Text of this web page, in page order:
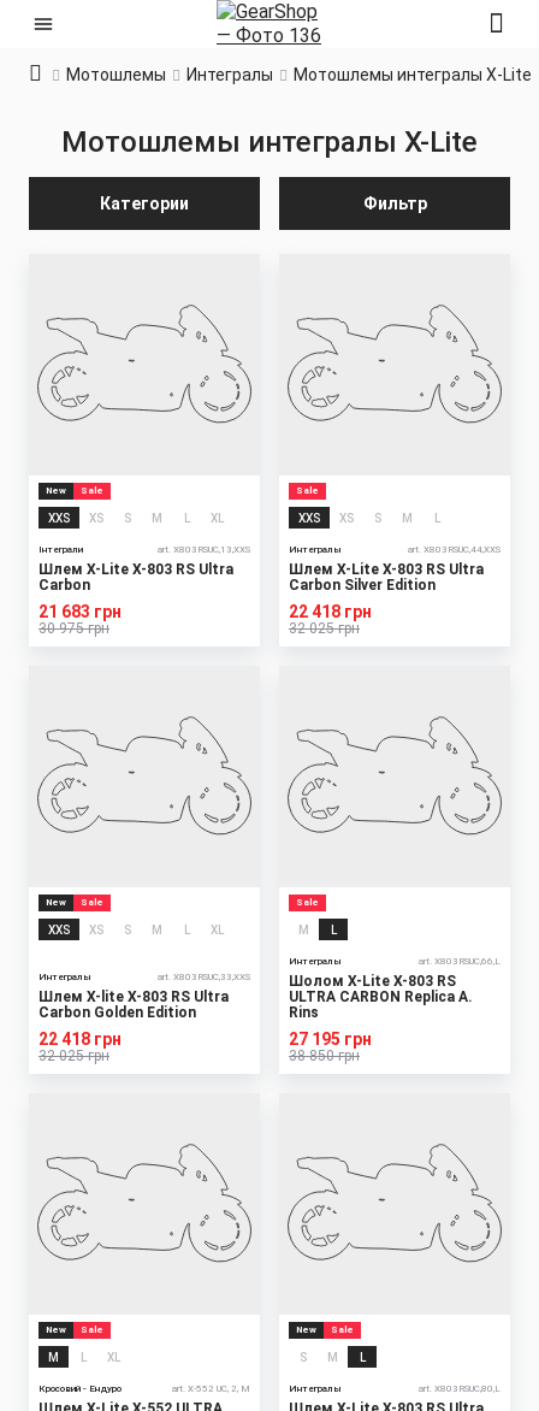
Мотошлемы Интегралы Мотошлемы интегралы X-Lite
Мотошлемы интегралы X-Lite
New Sale
XXS XS S M XL
Інтеграли art. X803RSUC,13,XXS
Шлем X-Lite X-803 RS Ultra
Carbon
30 975 грн
21 683 грн
Sale
XXS XS S M
Интегралы art. X803RSUC,44,XXS
Шлем X-Lite X-803 RS Ultra
Carbon Silver Edition
32 025 грн
22 418 грн
New Sale
XXS XS S M XL
Интегралы art. X803RSUC,33,XXS
Шлем X-lite X-803 RS Ultra
Carbon Golden Edition
32 025 грн
22 418 грн
Sale
M
Интегралы art. X803RSUC,66,L
Шолом X-Lite X-803 RS
ULTRA CARBON Replica A.
Rins
38 850 грн
27 195 грн
New Sale
M XL
Кросовий - Ендуро art. X-552 UC, 2, M
New Sale
S M
Интегралы art. X803RSUC,80,L
Категории Фильтр